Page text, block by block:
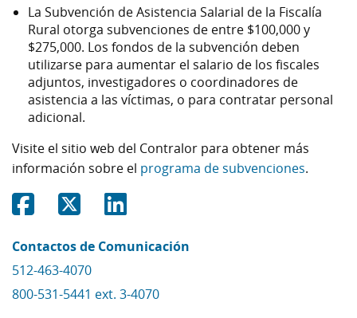
La Subvención de Asistencia Salarial de la Fiscalía
Rural otorga subvenciones de entre $100,000 y
$275,000. Los fondos de la subvención deben
utilizarse para aumentar el salario de los fiscales
adjuntos, investigadores o coordinadores de
asistencia a las víctimas, o para contratar personal
adicional.
Visite el sitio web del Contralor para obtener más
información sobre el programa de subvenciones.
Share on Facebook
Share on Twitter
Contactos de Comunicación
512-463-4070
800-531-5441 ext. 3-4070